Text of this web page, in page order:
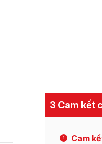
3 Cam kết
1 Cam